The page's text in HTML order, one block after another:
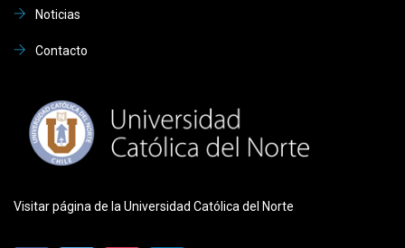
Noticias
Contacto
Visitar página de la Universidad Católica del Norte